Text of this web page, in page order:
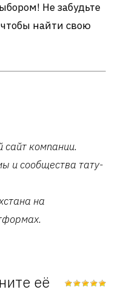
Не забудьте
чтобы найти свою
сайт компании.
и сообщества тату-
на
её